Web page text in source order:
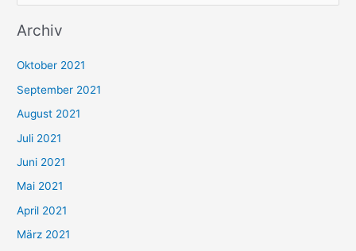
c
n
n
a
c
h
:
Archiv
Oktober 2021
September 2021
August 2021
Juli 2021
Juni 2021
Mai 2021
April 2021
März 2021